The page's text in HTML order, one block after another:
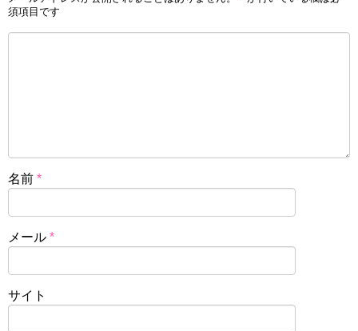
須項目です
名前 *
メール *
サイト